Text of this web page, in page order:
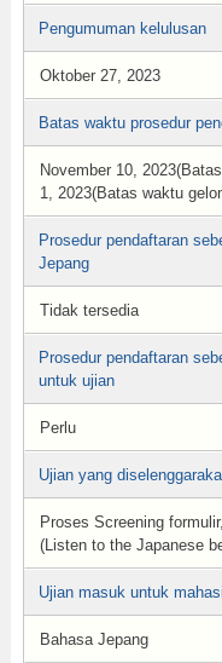
Pengumuman kelulusan
Oktober 27, 2023
Batas waktu prosedur
November 10,
1, 2023(Batas waktu
Prosedur pendaftaran
Jepang
Tidak tersedia
Prosedur pendaftaran
untuk ujian
Perlu
Ujian yang
Proses Screening
(Listen to the Japanese
Ujian masuk untuk
Bahasa Jepang